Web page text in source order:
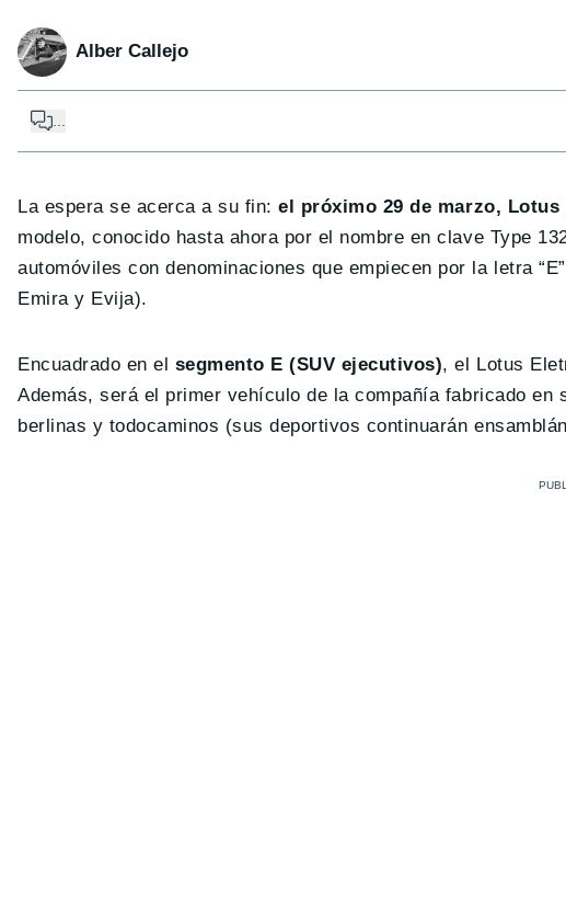
Alber Callejo
La espera se acerca a su fin: el próximo 29 de marzo,
modelo, conocido hasta ahora por el nombre en clave Type
automóviles con denominaciones que empiecen por la letra
Emira y Evija).
Encuadrado en el segmento E (SUV ejecutivos), el Lotus
Además, será el primer vehículo de la compañía fabricado
berlinas y todocaminos (sus deportivos continuarán